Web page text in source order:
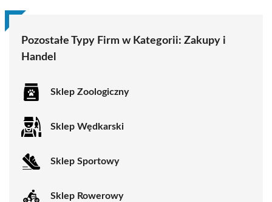
Pozostałe Typy Firm w Kategorii: Zakupy i
Handel
Sklep Zoologiczny
Sklep Wędkarski
Sklep Sportowy
Sklep Rowerowy